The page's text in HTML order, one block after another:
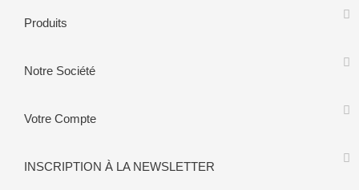
Produits
Notre Société
Votre Compte
INSCRIPTION À LA NEWSLETTER